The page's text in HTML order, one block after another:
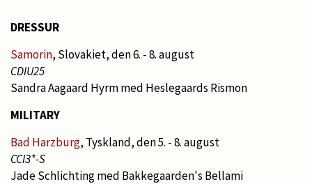
DRESSUR
Samorin, Slovakiet, den 6. - 8. august
CDIU25
Sandra Aagaard Hyrm med Heslegaards Rismon
MILITARY
Bad Harzburg, Tyskland, den 5. - 8. august
CCI3*-S
Jade Schlichting med Bakkegaarden's Bellami